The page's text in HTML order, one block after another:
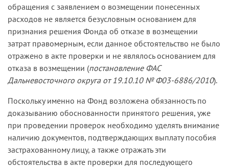
обращения с заявлением о возмещении понесенных
расходов не является безусловным основанием для
признания решения Фонда об отказе в возмещении
затрат правомерным, если данное обстоятельство не было
отражено в акте проверки и не являлось основанием для
отказа в возмещении (постановление ФАС
Дальневосточного округа от 19.10.10 № Ф03-6886/2010).
Поскольку именно на Фонд возложена обязанность по
доказыванию обоснованности принятого решения, уже
при проведении проверок необходимо уделять внимание
наличию документов, подтверждающих выплату пособия
застрахованному лицу, а также отражать эти
обстоятельства в акте проверки для последующего